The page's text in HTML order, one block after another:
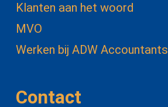
Klanten aan het woord
MVO
Werken bij ADW Accountants
Contact